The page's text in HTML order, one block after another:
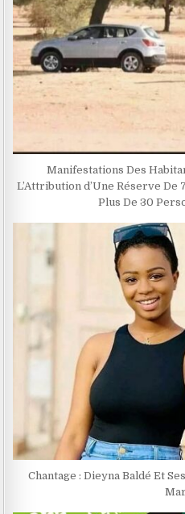
Manifestations Des
L’Attribution d’Une Réserve De
Plus De 30
Chantage : Dieyna Baldé Et